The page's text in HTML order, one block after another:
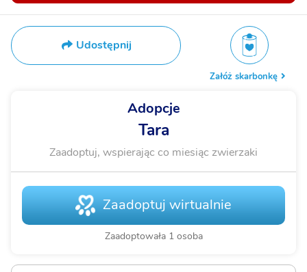
Udostępnij
Załóż skarbonkę
Adopcje
Tara
Zaadoptuj, wspierając co miesiąc zwierzaki
Zaadoptuj wirtualnie
Zaadoptowała 1 osoba